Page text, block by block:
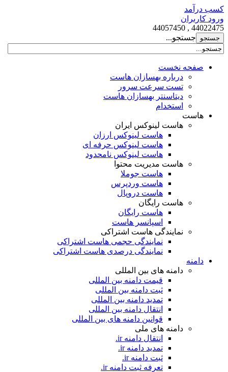
کسب درآمد
ورود کاربران
44022475 , 44057450
جستجو...
صفحه نخست
درباره بهسازان هاست
تست سرعت سرور
دیتاسنتر بهسازان هاست
استخدام
هاست
هاست لینوکس ایران
هاست لینوکس ارزان
هاست لینوکس حرفه ای
هاست لینوکس نامحدود
هاست مدیریت محتوا
هاست جوملا
هاست وردپرس
هاست دروپال
هاست رایگان
هاست رایگان
اسپانسر هاست
نمایندگی هاست اشتراکی
نمایندگی حجمی هاست اشتراکی
نمایندگی درصدی هاست اشتراکی
دامنه
دامنه های بین المللی
قیمت دامنه بین المللی
ثبت دامنه بین المللی
تمدید دامنه بین المللی
انتقال دامنه بین المللی
قوانین دامنه های بین المللی
دامنه های ملی
انتقال دامنه ir.
تمدید دامنه ir.
ثبت دامنه ir.
تعرفه ثبت دامنه ir.